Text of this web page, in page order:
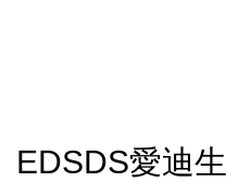
EDSDS愛迪